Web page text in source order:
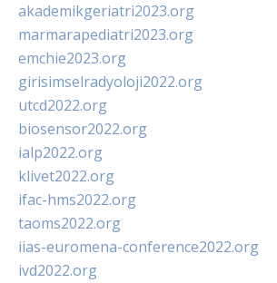
akademikgeriatri2023.org
marmarapediatri2023.org
emchie2023.org
girisimselradyoloji2022.org
utcd2022.org
biosensor2022.org
ialp2022.org
klivet2022.org
ifac-hms2022.org
taoms2022.org
iias-euromena-conference2022.org
ivd2022.org